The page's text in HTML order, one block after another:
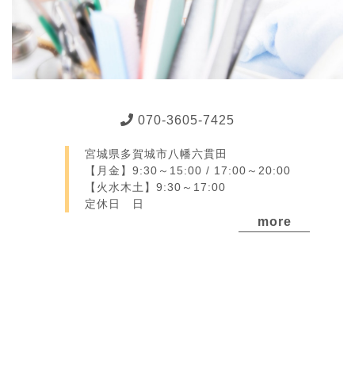
070-3605-7425
宮城県多賀城市八幡六貫田
【月金】9:30～15:00 / 17:00～20:00
【火水木土】9:30～17:00
定休日 日
more